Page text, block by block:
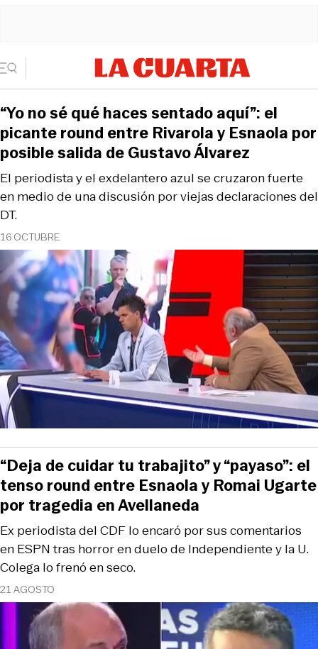
16 OCTUBRE
El periodista y el exdelantero azul se cruzaron fuerte
en medio de una discusión por viejas declaraciones del
DT.
“Yo no sé qué haces sentado aquí”: el
picante round entre Rivarola y Esnaola por
posible salida de Gustavo Álvarez
21 AGOSTO
Ex periodista del CDF lo encaró por sus comentarios
en ESPN tras horror en duelo de Independiente y la U.
Colega lo frenó en seco.
“Deja de cuidar tu trabajito” y “payaso”: el
tenso round entre Esnaola y Romai Ugarte
por tragedia en Avellaneda